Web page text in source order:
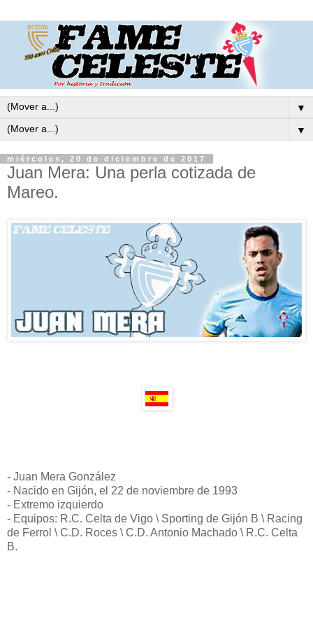
▼
▼
miércoles, 20 de diciembre de 2017
Juan Mera: Una perla cotizada de
Mareo.
- Juan Mera González
- Nacido en Gijón, el 22 de noviembre de 1993
- Extremo izquierdo
- Equipos: R.C. Celta de Vigo \ Sporting de Gijón B \ Racing
de Ferrol \ C.D. Roces \ C.D. Antonio Machado \ R.C. Celta
B.